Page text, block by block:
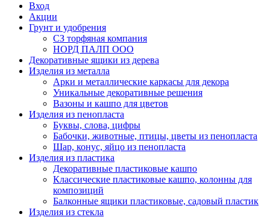
Вход
Акции
Грунт и удобрения
СЗ торфяная компания
НОРД ПАЛП ООО
Декоративные ящики из дерева
Изделия из металла
Арки и металлические каркасы для декора
Уникальные декоративные решения
Вазоны и кашпо для цветов
Изделия из пенопласта
Буквы, слова, цифры
Бабочки, животные, птицы, цветы из пенопласта
Шар, конус, яйцо из пенопласта
Изделия из пластика
Декоративные пластиковые кашпо
Классические пластиковые кашпо, колонны для
композиций
Балконные ящики пластиковые, садовый пластик
Изделия из стекла